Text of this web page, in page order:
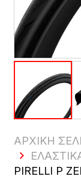
ΑΡΧΙΚΗ
PIRELLI P